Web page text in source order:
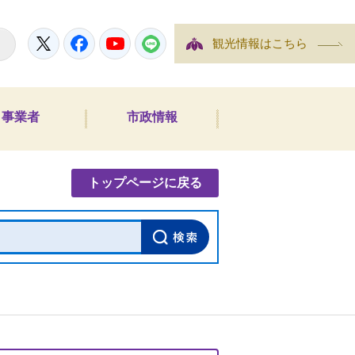
TwitterFacebookYouTubeLINE 観光情報はこちら
事業者 市政情報
トップページに戻る